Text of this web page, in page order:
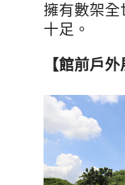
擁有數架全
十足。
【館前戶外